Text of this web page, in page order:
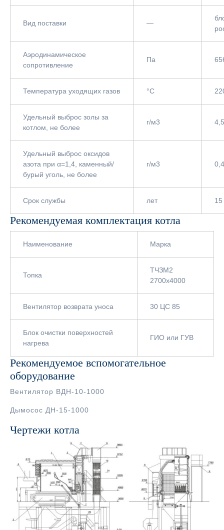
Вид поставки —
Аэродинамическое
сопротивление
Па
Температура уходящих газов °С
Удельный выброс золы за
котлом, не более
г/м3 4,5
Удельный выброс оксидов
азота при α=1,4, каменный/
бурый уголь, не более
г/м3
Срок службы лет 15
Рекомендуемая комплектация котла
Наименование Марка
Топка
ТЧЗМ2
2700х4000
Вентилятор возврата уноса 30 ЦС 85
Блок очистки поверхностей
нагрева
ГИО или ГУВ
Рекомендуемое вспомогательное
оборудование
Вентилятор ВДН-10-1000
Дымосос ДН-15-1000
Чертежи котла